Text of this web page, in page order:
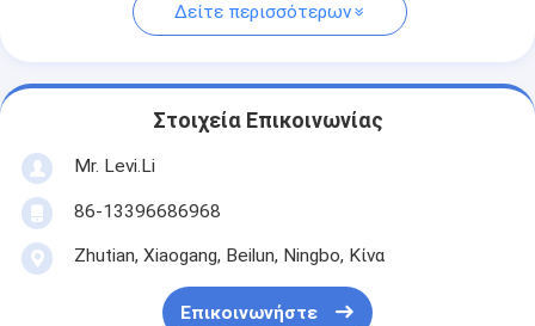
Δείτε περισσότερων
Στοιχεία Επικοινωνίας
Mr. Levi.Li
86-13396686968
Zhutian, Xiaogang, Beilun, Ningbo, Κίνα
Επικοινωνήστε